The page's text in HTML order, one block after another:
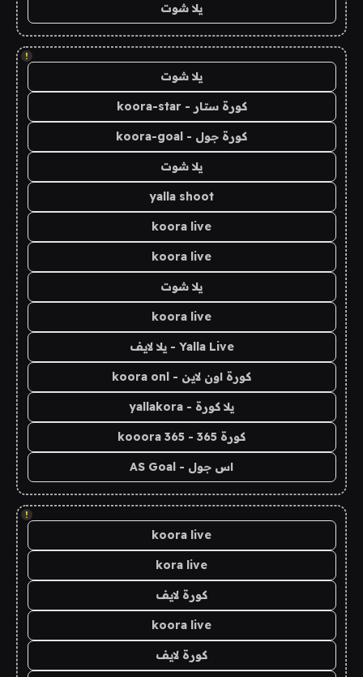
يلا شوت
!
يلا شوت
كورة ستار - koora-star
كورة جول - koora-goal
يلا شوت
yalla shoot
koora live
koora live
يلا شوت
koora live
Yalla Live - يلا لايف
كورة اون لاين - koora onl
يلا كورة - yallakora
كورة 365 - kooora 365
اس جول - AS Goal
!
koora live
kora live
كورة لايف
koora live
كورة لايف